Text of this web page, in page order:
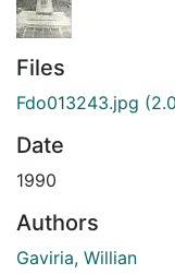
Files
Fdo013243.jpg
Date
1990
Authors
Gaviria, Willian